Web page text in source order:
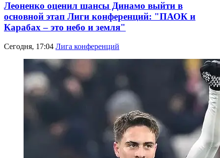
Леоненко оценил шансы Динамо выйти в
основной этап Лиги конференций: "ПАОК и
Карабах – это небо и земля"
Сегодня, 17:04 Лига конференций